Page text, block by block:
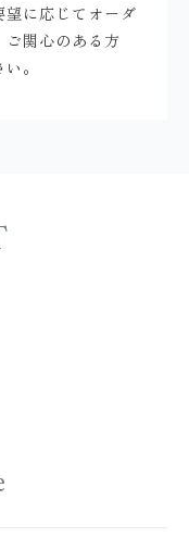
望に応じてオーダ
関心のある方
。